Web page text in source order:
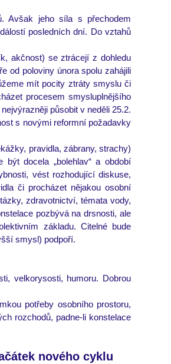
Avšak jeho síla s přechodem
posledních dní. Do vztahů
akčnost) se ztrácejí z dohledu
od poloviny února spolu zahájili
mít pocity ztráty smyslu či
procesem smysluplnějšího
působit v neděli 25.2.
s novými reformní požadavky
pravidla, zábrany, strachy)
být docela „bolehlav“ a období
vést rozhodující diskuse,
či procházet nějakou osobní
zdravotnictví, témata vody,
pozbývá na drsnosti, ale
základu. Citelné bude
smysl) podpoří.
velkorysosti, humoru. Dobrou
potřeby osobního prostoru,
rozchodů, padne-li konstelace
nového cyklu